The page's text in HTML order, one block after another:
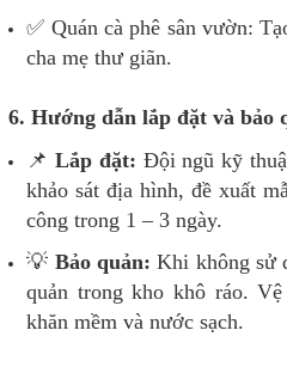
✅ Quán cà phê sân vườn:
cha mẹ thư giãn.
6. Hướng dẫn lắp đặt và bảo
📌Lắp đặt: Đội ngũ kỹ
khảo sát địa hình, đề xuất
công trong 1 – 3 ngày.
💡 Bảo quản: Khi không sử
quản trong kho khô ráo.
khăn mềm và nước sạch.